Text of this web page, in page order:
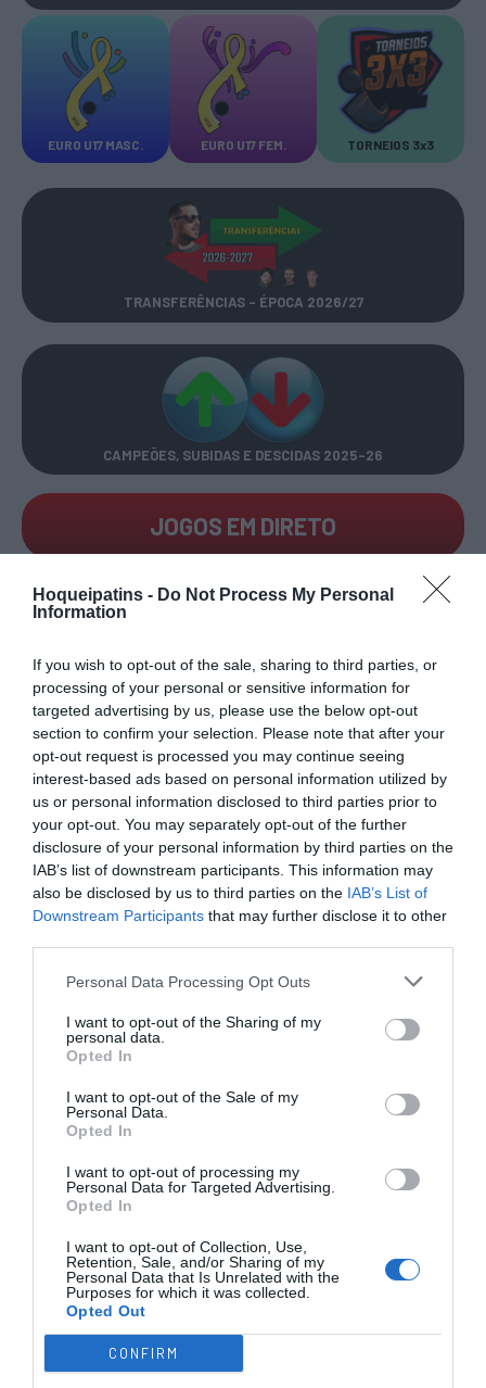
Hoqueipatins - Do Not Process My Personal
Information
If you wish to opt-out of the sale, sharing to third parties, or
processing of your personal or sensitive information for
targeted advertising by us, please use the below opt-out
section to confirm your selection. Please note that after your
opt-out request is processed you may continue seeing
interest-based ads based on personal information utilized by
us or personal information disclosed to third parties prior to
your opt-out. You may separately opt-out of the further
disclosure of your personal information by third parties on the
IAB’s list of downstream participants. This information may
also be disclosed by us to third parties on the IAB’s List of
Downstream Participants that may further disclose it to other
Personal Data Processing Opt Outs
I want to opt-out of the Sharing of my
personal data.
Opted In
I want to opt-out of the Sale of my
Personal Data.
Opted In
I want to opt-out of processing my
Personal Data for Targeted Advertising.
Opted In
I want to opt-out of Collection, Use,
Retention, Sale, and/or Sharing of my
Personal Data that Is Unrelated with the
Purposes for which it was collected.
Opted Out
CONFIRM
EURO U17 MASC. EURO U17 FEM. TORNEIOS 3x3
TRANSFERÊNCIAS - ÉPOCA 2026/27
CAMPEÕES, SUBIDAS E DESCIDAS 2025-26
JOGOS EM DIRETO
ÚLTIMOS
RESULTADOS
PRÓXIMOS
JOGOS
DO DIA
DE ÁRBITROS
COMPETIÇÕESNACIONAIS
PLACARD
DIVISÃO
DIVISÃO
FEMININO
DIVERSAS
SUB-23 SUB-19 SUB-13
TORNEIOS 3x3 MASCULINO
COMPETIÇÕES
NACIONAIS
COMPETIÇÕES INTERNACIONAIS
WSE MEN
CHAMPIONS
WSE WOMEN
CHAMPIONS
WSE CUP